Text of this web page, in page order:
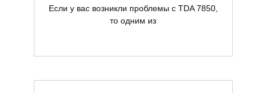
Если у вас возникли проблемы с TDA 7850,
то одним из